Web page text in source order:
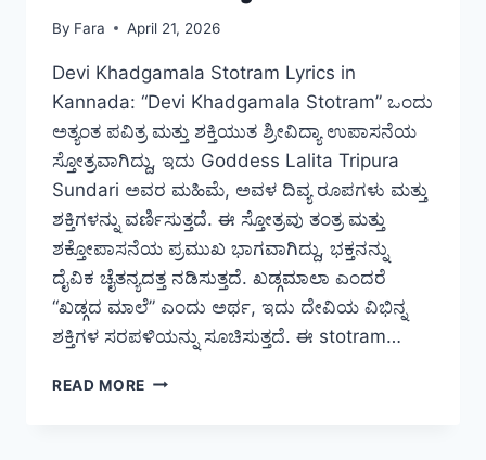
By Fara April 21, 2026
Devi Khadgamala Stotram Lyrics in
Kannada: “Devi Khadgamala Stotram” ಒಂದು
ಅತ್ಯಂತ ಪವಿತ್ರ ಮತ್ತು ಶಕ್ತಿಯುತ ಶ್ರೀವಿದ್ಯಾ ಉಪಾಸನೆಯ
ಸ್ತೋತ್ರವಾಗಿದ್ದು, ಇದು Goddess Lalita Tripura
Sundari ಅವರ ಮಹಿಮೆ, ಅವಳ ದಿವ್ಯ ರೂಪಗಳು ಮತ್ತು
ಶಕ್ತಿಗಳನ್ನು ವರ್ಣಿಸುತ್ತದೆ. ಈ ಸ್ತೋತ್ರವು ತಂತ್ರ ಮತ್ತು
ಶಕ್ತೋಪಾಸನೆಯ ಪ್ರಮುಖ ಭಾಗವಾಗಿದ್ದು, ಭಕ್ತನನ್ನು
ದೈವಿಕ ಚೈತನ್ಯದತ್ತ ನಡಿಸುತ್ತದೆ. ಖಡ್ಗಮಾಲಾ ಎಂದರೆ
“ಖಡ್ಗದ ಮಾಲೆ” ಎಂದು ಅರ್ಥ, ಇದು ದೇವಿಯ ವಿಭಿನ್ನ
ಶಕ್ತಿಗಳ ಸರಪಳಿಯನ್ನು ಸೂಚಿಸುತ್ತದೆ. ಈ stotram…
READ MORE DEVI